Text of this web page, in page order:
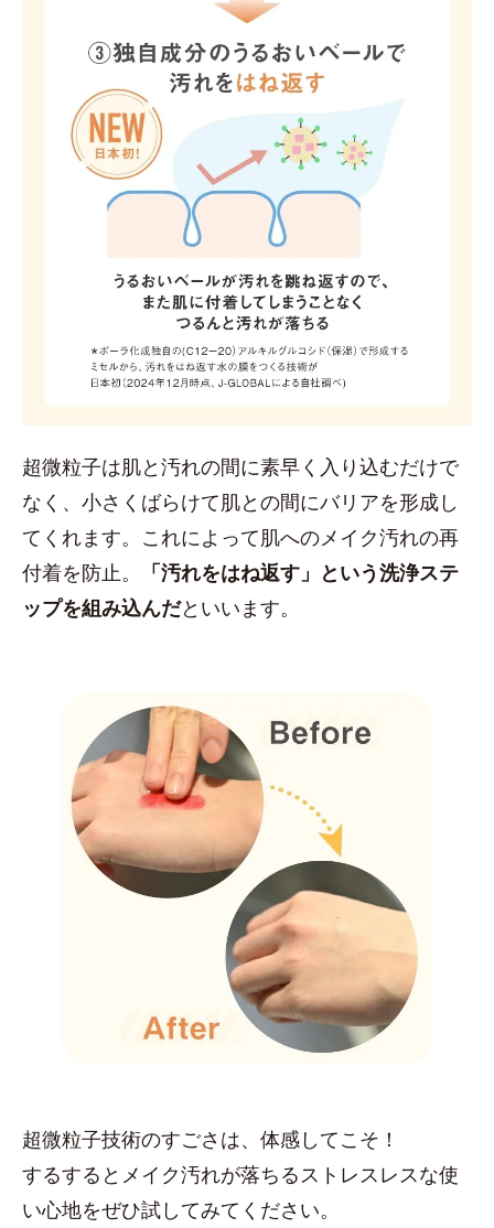
超微粒子は肌と汚れの間に素早く入り込むだけで
なく、小さくばらけて肌との間にバリアを形成し
てくれます。これによって肌へのメイク汚れの再
付着を防止。
「汚れをはね返す」という洗浄ステ
ップを組み込んだといいます。
超微粒子技術のすごさは、体感してこそ！
するするとメイク汚れが落ちるストレスレスな使
い心地をぜひ試してみてください。